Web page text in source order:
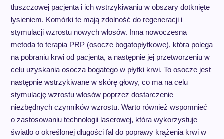
tłuszczowej pacjenta i ich wstrzykiwaniu w obszary dotknięte
łysieniem. Komórki te mają zdolność do regeneracji i
stymulacji wzrostu nowych włosów. Inna nowoczesna
metoda to terapia PRP (osocze bogatopłytkowe), która polega
na pobraniu krwi od pacjenta, a następnie jej przetworzeniu w
celu uzyskania osocza bogatego w płytki krwi. To osocze jest
następnie wstrzykiwane w skórę głowy, co ma na celu
stymulację wzrostu włosów poprzez dostarczenie
niezbędnych czynników wzrostu. Warto również wspomnieć
o zastosowaniu technologii laserowej, która wykorzystuje
światło o określonej długości fal do poprawy krążenia krwi w